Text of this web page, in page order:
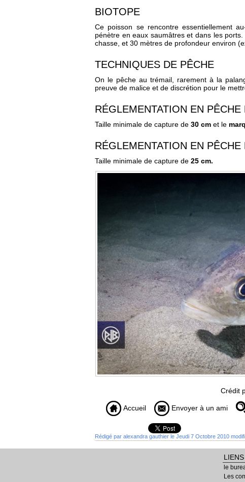
BIOTOPE
Ce poisson se rencontre essentiellement
pénètre en eaux saumâtres et dans les
chasse, et 30 mètres de profondeur environ
TECHNIQUES DE PÊCHE
On le pêche au trémail, rarement à la
preuve de malice et de discrétion pour le
RÉGLEMENTATION EN PÊCHE
Taille minimale de capture de 30 cm et le
RÉGLEMENTATION EN
Taille minimale de capture de 25 cm.
Crédit
Accueil Envoyer à un ami
Rédigé par alexandra gauthier le Jeudi 7 Octobre 2010
le
Les